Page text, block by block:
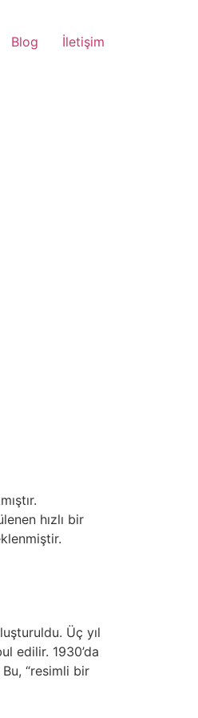
Blog İletişim
hızlı bir
Üç yıl
edilir. 1930’da
“resimli bir